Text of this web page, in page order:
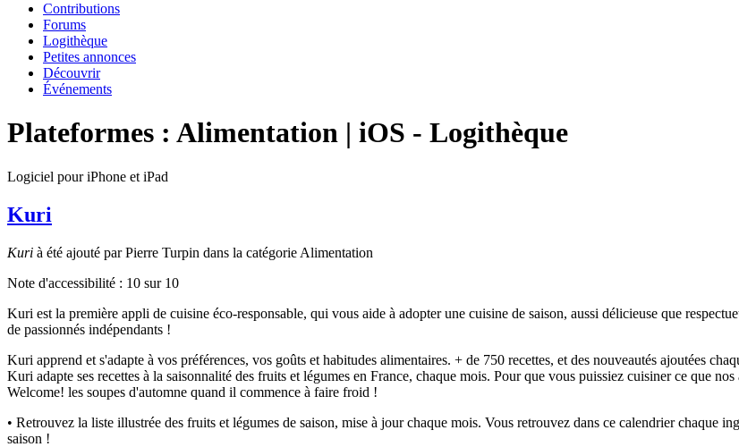
Contributions
Forums
Logithèque
Petites annonces
Découvrir
Événements
Plateformes : Alimentation | iOS - Logithèque
Logiciel pour iPhone et iPad
Kuri
Kuri à été ajouté par Pierre Turpin dans la catégorie Alimentation
Note d'accessibilité : 10 sur 10
Kuri est la première appli de cuisine éco-responsable, qui vous aide à adopter une cuisine de saison, aussi délicieuse que
de passionnés indépendants !
Kuri apprend et s'adapte à vos préférences, vos goûts et habitudes alimentaires. + de 750 recettes, et des nouveautés ajoutées
Kuri adapte ses recettes à la saisonnalité des fruits et légumes en France, chaque mois. Pour que vous puissiez cuisiner ce que
Welcome! les soupes d'automne quand il commence à faire froid !
• Retrouvez la liste illustrée des fruits et légumes de saison, mise à jour chaque mois. Vous retrouvez dans ce calendrier chaque
saison !